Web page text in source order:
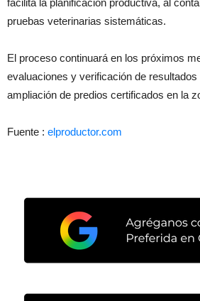
facilita la planificación productiva, al
pruebas veterinarias sistemáticas.
El proceso continuará en los próximos
evaluaciones y verificación de
ampliación de predios certificados en la
Fuente : elproductor.com